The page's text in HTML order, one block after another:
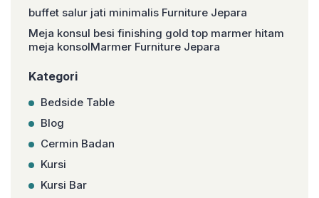
buffet salur jati minimalis Furniture Jepara
Meja konsul besi finishing gold top marmer hitam
meja konsolMarmer Furniture Jepara
Kategori
Bedside Table
Blog
Cermin Badan
Kursi
Kursi Bar